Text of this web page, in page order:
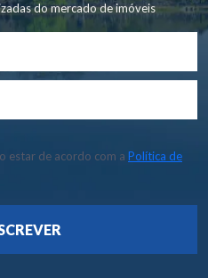
do mercado de imóveis
estar de acordo com a Política de